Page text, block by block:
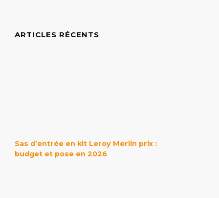
ARTICLES RÉCENTS
Sas d’entrée en kit Leroy Merlin prix :
budget et pose en 2026